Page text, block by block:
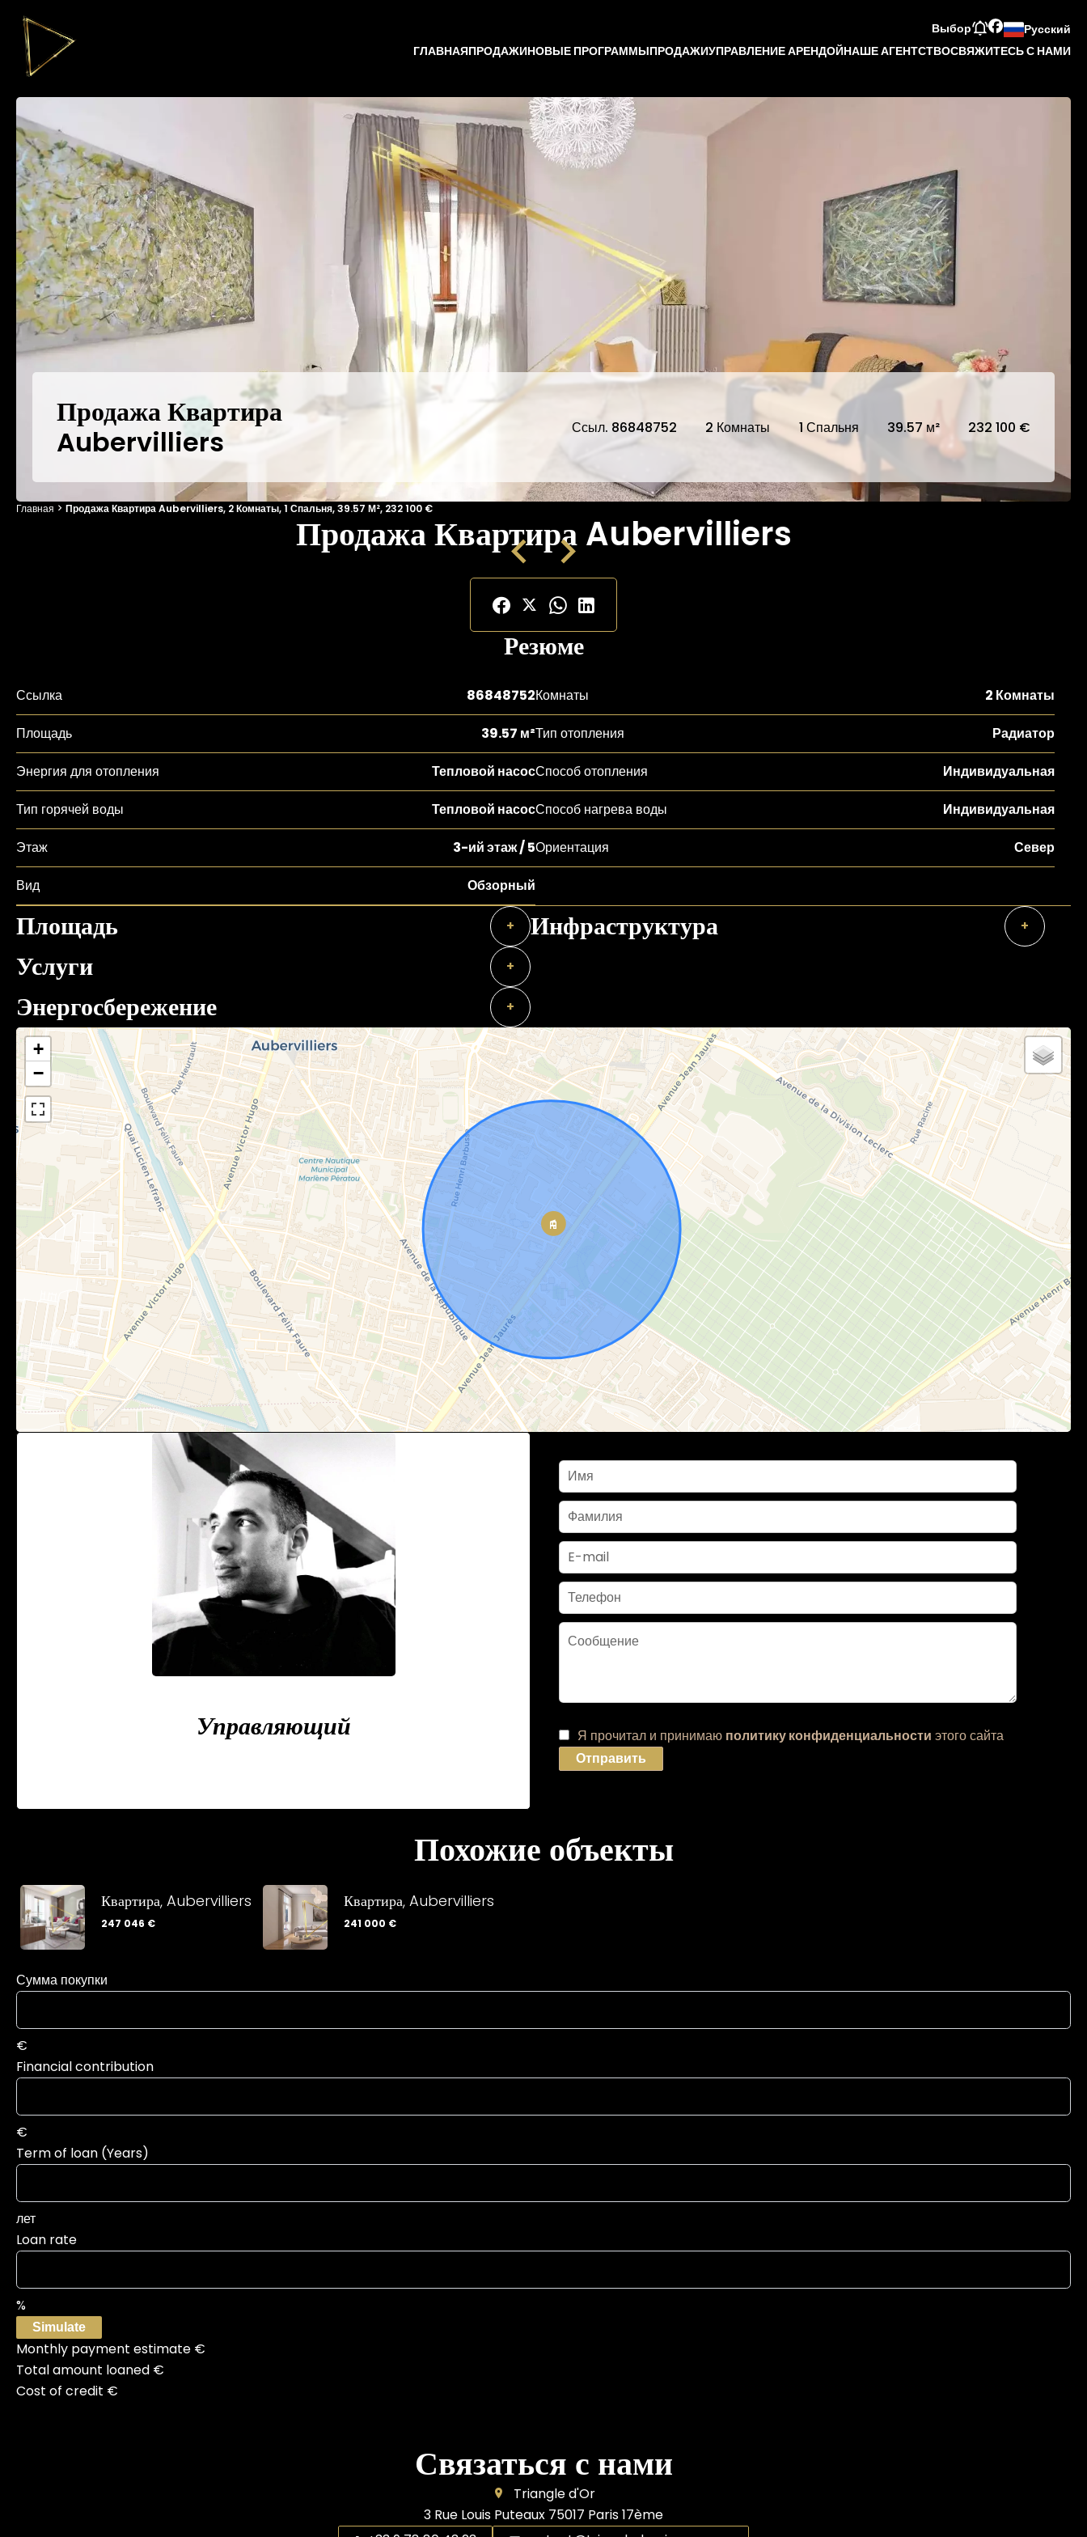
Выбор
Русский
ГЛАВНАЯПРОДАЖИНОВЫЕ ПРОГРАММЫПРОДАЖИУПРАВЛЕНИЕ АРЕНДОЙНАШЕ АГЕНТСТВОСВЯЖИТЕСЬ С НАМИ
Продажа Квартира
Aubervilliers
Ссыл. 86848752 2 Комнаты 1 Спальня 39.57 м² 232 100 €
Главная Продажа Квартира Aubervilliers, 2 Комнаты, 1 Спальня, 39.57 М², 232 100 €
Продажа Квартира Aubervilliers
Резюме
Ссылка 86848752Комнаты 2 Комнаты
Площадь 39.57 м²Тип отопления Радиатор
Энергия для отопления Тепловой насосСпособ отопления Индивидуальная
Тип горячей воды Тепловой насосСпособ нагрева воды Индивидуальная
Этаж 3-ий этаж / 5Ориентация Север
Вид Обзорный
Площадь + Инфраструктура +
Услуги +
Энергосбережение +
+
−
Управляющий
Я прочитал и принимаю политику конфиденциальности этого сайта
Отправить
Похожие объекты
Квартира, Aubervilliers
247 046 €
Квартира, Aubervilliers
241 000 €
Сумма покупки
€
Financial contribution
€
Term of loan (Years)
лет
Loan rate
%
Simulate
Monthly payment estimate €
Total amount loaned €
Cost of credit €
Связаться с нами
Triangle d'Or
3 Rue Louis Puteaux 75017 Paris 17ème